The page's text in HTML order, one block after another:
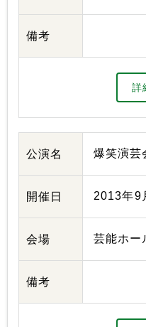
備考
詳
公演名 爆笑演芸
開催日 2013年9
会場 芸能ホー
備考